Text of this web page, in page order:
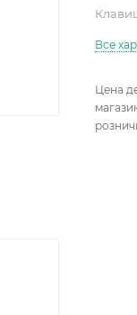
Все
Цена